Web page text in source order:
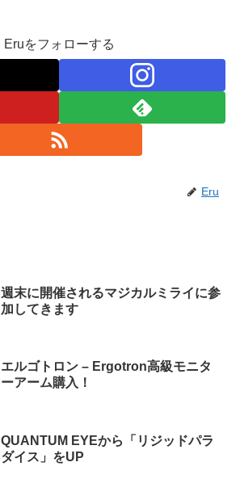
Eruをフォローする
Eru
週末に開催されるマジカルミライに参
加してきます
エルゴトロン – Ergotron高級モニタ
ーアーム購入！
QUANTUM EYEから「リジッドパラ
ダイス」をUP